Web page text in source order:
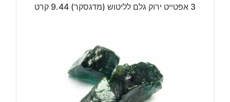
3 אפטייט ירוק גלם לליטוש (מדגסקר) 9.44 קרט